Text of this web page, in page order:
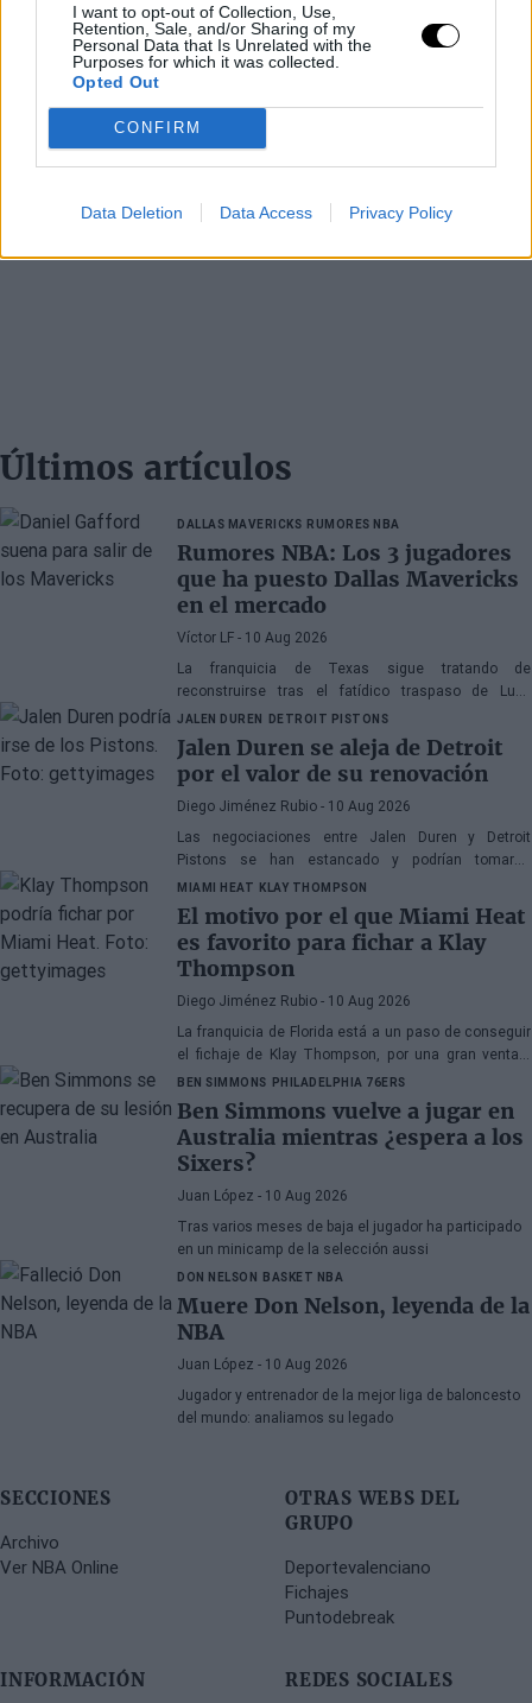
I want to opt-out of Collection, Use,
Retention, Sale, and/or Sharing of my
Personal Data that Is Unrelated with the
Purposes for which it was collected.
Opted Out
CONFIRM
Data Deletion Data Access Privacy Policy
Últimos artículos
DALLAS MAVERICKS RUMORES NBA
Rumores NBA: Los 3 jugadores
que ha puesto Dallas Mavericks
en el mercado
Víctor LF - 10 Aug 2026
La franquicia de Texas sigue tratando de
reconstruirse tras el fatídico traspaso de Luka
Doncic y la adquisición de Cooper Flagg con el
número uno del Draft
JALEN DUREN DETROIT PISTONS
Jalen Duren se aleja de Detroit
por el valor de su renovación
Diego Jiménez Rubio - 10 Aug 2026
Las negociaciones entre Jalen Duren y Detroit
Pistons se han estancado y podrían tomarse
decisiones drásticas próximamente.
MIAMI HEAT KLAY THOMPSON
El motivo por el que Miami Heat
es favorito para fichar a Klay
Thompson
Diego Jiménez Rubio - 10 Aug 2026
La franquicia de Florida está a un paso de conseguir
el fichaje de Klay Thompson, por una gran ventaja
competitiva en la puja por él respecto a los Lakers.
BEN SIMMONS PHILADELPHIA 76ERS
Ben Simmons vuelve a jugar en
Australia mientras ¿espera a los
Sixers?
Juan López - 10 Aug 2026
Tras varios meses de baja el jugador ha participado
en un minicamp de la selección aussi
DON NELSON BASKET NBA
Muere Don Nelson, leyenda de la
NBA
Juan López - 10 Aug 2026
Jugador y entrenador de la mejor liga de baloncesto
del mundo: analiamos su legado
SECCIONES
Archivo
Ver NBA Online
OTRAS WEBS DEL
GRUPO
Deportevalenciano
Fichajes
Puntodebreak
INFORMACIÓN REDES SOCIALES